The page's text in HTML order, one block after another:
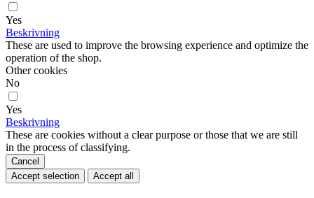
Yes
Beskrivning
These are used to improve the browsing experience and optimize the
operation of the shop.
Other cookies
No
Yes
Beskrivning
These are cookies without a clear purpose or those that we are still
in the process of classifying.
Cancel
Accept selection
Accept all